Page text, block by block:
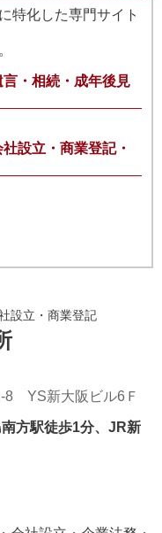
特化した専門サイト
・相続・成年後見
設立・商業登記・
設立・商業登記
8 YS新大阪ビル6Ｆ
方駅徒歩1分、JR新